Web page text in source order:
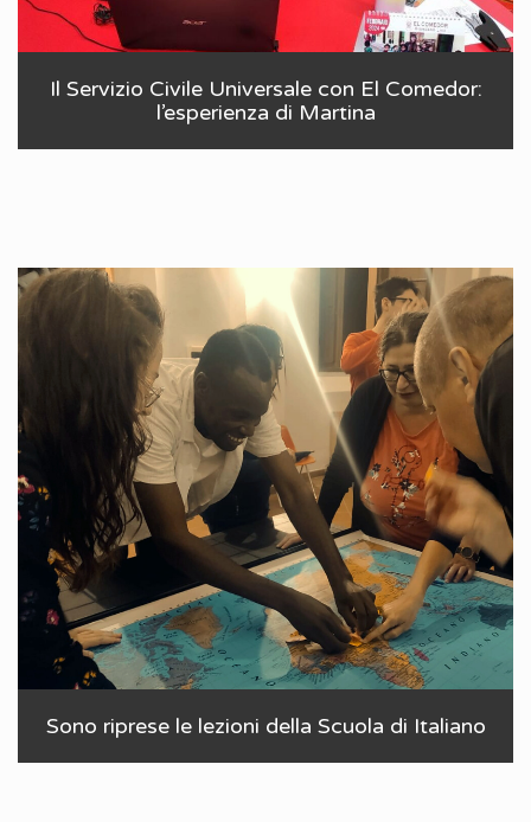
Il Servizio Civile Universale con El Comedor:
l’esperienza di Martina
Sono riprese le lezioni della Scuola di Italiano